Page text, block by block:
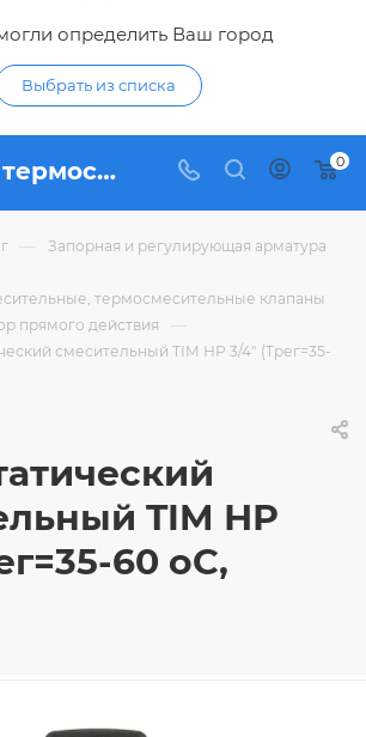
определить Ваш город
Выбрать из списка
Клапан термостатический смесительный TIM НР 3/4" (Трег=35-60 оС, KVS 1.5) - купить по цене 1 580,70 ₽ в интернет-магазине Гидропромтехника с доставкой в Курске 0
— Запорная и регулирующая арматура
термосмесительные клапаны
прямого действия —
смесительный TIM НР 3/4" (Трег=35-
TIM НР
60 оС,